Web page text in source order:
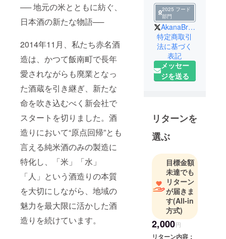
── 地元の米とともに紡ぐ、
日本酒の新たな物語──
2014年11月、私たち赤名酒
造は、かつて飯南町で長年
愛されながらも廃業となっ
た酒蔵を引き継ぎ、新たな
命を吹き込むべく新会社で
スタートを切りました。酒
造りにおいて“原点回帰”とも
言える純米酒のみの製造に
特化し、「米」「水」
「人」という酒造りの本質
を大切にしながら、地域の
魅力を最大限に活かした酒
造りを続けています。
2025 フード
部門
AkanaBrewing
特定商取引
法に基づく
表記
メッセー
ジを送る
リターンを
選ぶ
目標金額
未達でも
リターン
が届きま
す(All-in
方式)
2,000円
リターン内容：